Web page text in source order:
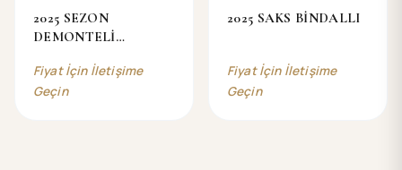
2025 SEZON
DEMONTELİ
Fiyat İçin İletişime
Geçin
2025 SAKS BİNDALLI
Fiyat İçin İletişime
Geçin